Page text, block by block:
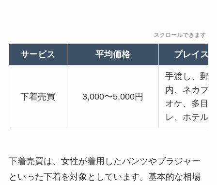
スクロールできます
サービス 平均価格 プレイス
下着売買 3,000〜5,000円
手渡し、郵
内、ネカフ
オケ、多目
レ、ホテル
下着売買は、女性が着用したパンツやブラジャー
といった下着を対象としています。基本的な相場